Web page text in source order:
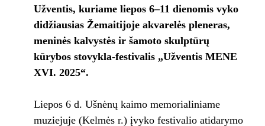
Užventis, kuriame liepos 6–11 dienomis vyko
didžiausias Žemaitijoje akvarelės pleneras,
meninės kalvystės ir šamoto skulptūrų
kūrybos stovykla-festivalis „Užventis MENE
XVI. 2025“.
Liepos 6 d. Ušnėnų kaimo memorialiniame
muziejuje (Kelmės r.) įvyko festivalio atidarymo